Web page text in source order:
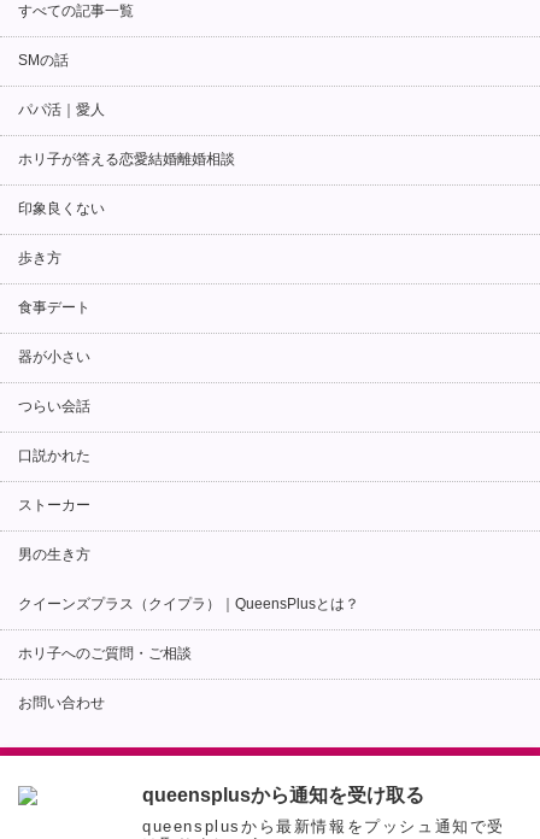
すべての記事一覧
SMの話
パパ活｜愛人
ホリ子が答える恋愛結婚離婚相談
印象良くない
歩き方
食事デート
器が小さい
つらい会話
口説かれた
ストーカー
男の生き方
クイーンズプラス（クイプラ）｜QueensPlusとは？
ホリ子へのご質問・ご相談
お問い合わせ
Copyright ©
婚活カウンセラーが語る-出会い・マッチングアプリ成功のための恋愛術
と秘訣|クイプラ!All rights reserved.
queensplusから通知を受け取る
queensplusから最新情報をプッシュ通知で受